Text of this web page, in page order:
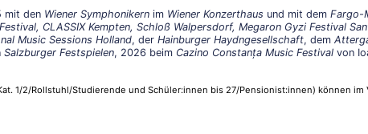
mit den Wiener Symphonikern im Wiener Konzerthaus und mit dem Fargo-
CLASSIX Kempten, Schloß Walpersdorf, Megaron Gyzi Festival
Music Sessions Holland, der Hainburger Haydngesellschaft, dem
Salzburger Festspielen, 2026 beim Cazino Constanța Music Festival von
1/2/Rollstuhl/Studierende und Schüler:innen bis 27/Pensionist:innen) können im